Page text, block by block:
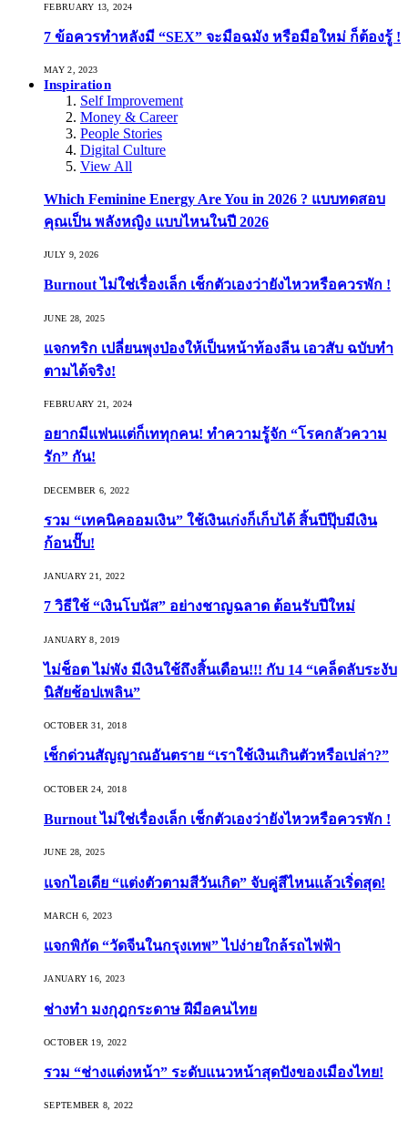
FEBRUARY 13, 2024
7 ข้อควรทำหลังมี “SEX” จะมือฉมัง หรือมือใหม่ ก็ต้องรู้ !
MAY 2, 2023
Inspiration
Self Improvement
Money & Career
People Stories
Digital Culture
View All
Which Feminine Energy Are You in 2026 ? แบบทดสอบ
คุณเป็น พลังหญิง แบบไหนในปี 2026
JULY 9, 2026
Burnout ไม่ใช่เรื่องเล็ก เช็กตัวเองว่ายังไหวหรือควรพัก !
JUNE 28, 2025
แจกทริก เปลี่ยนพุงป่องให้เป็นหน้าท้องลีน เอวสับ ฉบับทำ
ตามได้จริง!
FEBRUARY 21, 2024
อยากมีแฟนแต่ก็เททุกคน! ทำความรู้จัก “โรคกลัวความ
รัก” กัน!
DECEMBER 6, 2022
รวม “เทคนิคออมเงิน” ใช้เงินเก่งก็เก็บได้ สิ้นปีปุ๊บมีเงิน
ก้อนปั๊บ!
JANUARY 21, 2022
7 วิธีใช้ “เงินโบนัส” อย่างชาญฉลาด ต้อนรับปีใหม่
JANUARY 8, 2019
ไม่ช็อต ไม่พัง มีเงินใช้ถึงสิ้นเดือน!!! กับ 14 “เคล็ดลับระงับ
นิสัยช้อปเพลิน”
OCTOBER 31, 2018
เช็กด่วนสัญญาณอันตราย “เราใช้เงินเกินตัวหรือเปล่า?”
OCTOBER 24, 2018
Burnout ไม่ใช่เรื่องเล็ก เช็กตัวเองว่ายังไหวหรือควรพัก !
JUNE 28, 2025
แจกไอเดีย “แต่งตัวตามสีวันเกิด” จับคู่สีไหนแล้วเริ่ดสุด!
MARCH 6, 2023
แจกพิกัด “วัดจีนในกรุงเทพ” ไปง่ายใกล้รถไฟฟ้า
JANUARY 16, 2023
ช่างทำ มงกุฎกระดาษ ฝีมือคนไทย
OCTOBER 19, 2022
รวม “ช่างแต่งหน้า” ระดับแนวหน้าสุดปังของเมืองไทย!
SEPTEMBER 8, 2022